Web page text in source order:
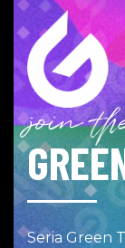
join
Seria Green